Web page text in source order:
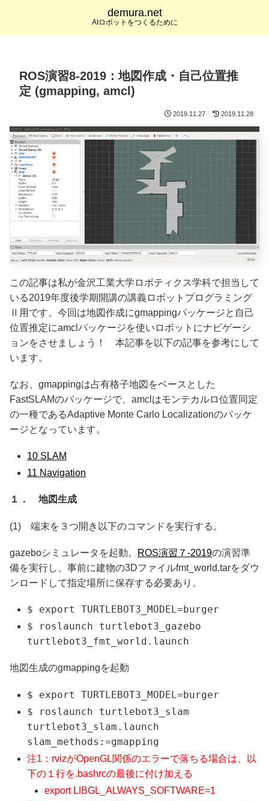
demura.net
AIロボットをつくるために
ROS演習8-2019：地図作成・自己位置推
定 (gmapping, amcl)
2019.11.27 2019.11.28
この記事は私が金沢工業大学ロボティクス学科で担当して
いる2019年度後学期開講の講義ロボットプログラミング
Ⅱ用です。今回は地図作成にgmappingパッケージと自己
位置推定にamclパッケージを使いロボットにナビゲーシ
ョンをさせましょう！ 本記事を以下の記事を参考にして
います。
なお、gmappingは占有格子地図をベースとした
FastSLAMのパッケージで、amclはモンテカルロ位置同定
の一種であるAdaptive Monte Carlo Localizationのパッケ
ージとなっています。
10 SLAM
11 Navigation
１． 地図生成
(1) 端末を３つ開き以下のコマンドを実行する。
gazeboシミュレータを起動。 ROS演習７-2019の演習準
備を実行し、事前に建物の3Dファイルfmt_world.tarをダウ
ンロードして指定場所に保存する必要あり。
$ export TURTLEBOT3_MODEL=burger
$ roslaunch turtlebot3_gazebo
turtlebot3_fmt_world.launch
地図生成のgmappingを起動
$ export TURTLEBOT3_MODEL=burger
$ roslaunch turtlebot3_slam
turtlebot3_slam.launch
slam_methods:=gmapping
注1：rvizがOpenGL関係のエラーで落ちる場合は、以
下の１行を.bashrcの最後に付け加える
export LIBGL_ALWAYS_SOFTWARE=1